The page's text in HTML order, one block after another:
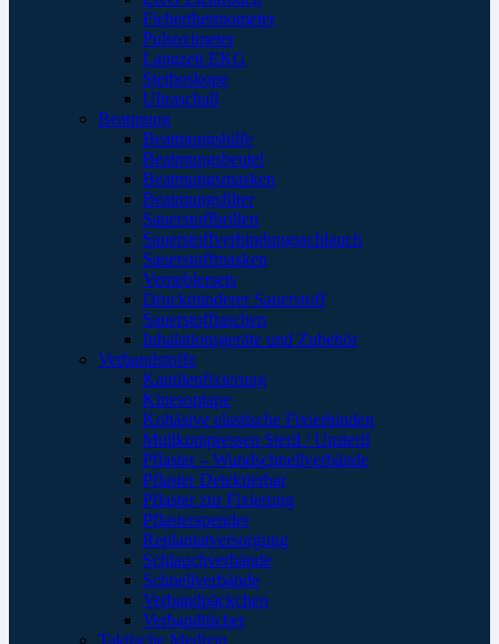
Fieberthermometer
Pulsoximeter
Langzeit EKG
Stethoskope
Ultraschall
Beatmung
Beatmungshilfe
Beatmungsbeutel
Beatmungsmasken
Beatmungsfilter
Sauerstoffbrillen
Sauerstoffverbindungsschlauch
Sauerstoffmasken
Verneblersets
Druckminderer Sauerstoff
Sauerstofftaschen
Inhalationsgeräte und Zubehör
Verbandstoffe
Kanülenfixierung
Kinesoptape
Kohäsive elastische Fixierbinden
Mullkompressen Steril / Unsteril
Pflaster – Wundschnellverbände
Pflaster Detektierbar
Pflaster zur Fixierung
Pflasterspender
Replantatversorgung
Schlauchverbände
Schnellverbände
Verbandpäckchen
Verbandtücher
Taktische Medizin